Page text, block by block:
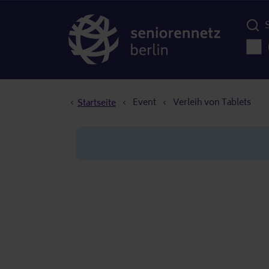
Startseite Event Verleih von Tablets